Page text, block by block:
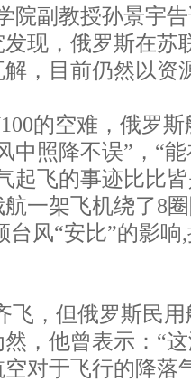
院副教授孙景宇
现，俄罗斯在苏
，目前仍然以资
的空难，俄罗
中照降不误”，“
起飞的事迹比比皆
航一架飞机绕了8
台风“安比”的影响
飞，但俄罗斯民用
，他曾表示：“
对于飞行的降落